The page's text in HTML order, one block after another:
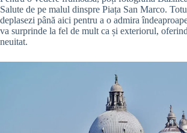
Salute de pe malul dinspre Piața San Marco.
deplasezi până aici pentru a o admira
va surprinde la fel de mult ca și exteriorul,
neuitat.